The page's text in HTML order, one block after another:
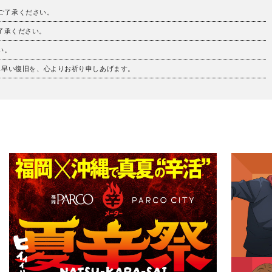
承ください。
ください。
い復旧を、心よりお祈り申しあげます。